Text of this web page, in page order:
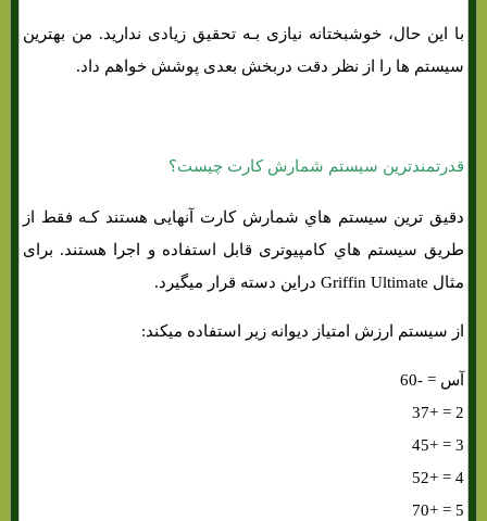
با این حال، خوشبختانه نیازی بـه تحقیق زیادی ندارید. من بهترین
سیستم ها را از نظر دقت دربخش بعدی پوشش خواهم داد.
قدرتمندترین سیستم شمارش کارت چیست؟
دقیق ترین سیستم هاي‌ شمارش کارت آنهایی هستند کـه فقط از
طریق سیستم هاي‌ کامپیوتری قابل استفاده و اجرا هستند. برای
مثال Griffin Ultimate دراین دسته قرار میگیرد.
از سیستم ارزش امتیاز دیوانه زیر استفاده میکند:
آس = -60
2 = +37
3 = +45
4 = +52
5 = +70